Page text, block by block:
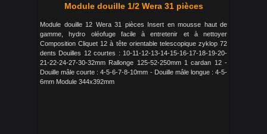
Module douille 1/2 Wera 31 pièces
Module douille 12 Wera 31 pièces Insert en mousse haut de
gamme, hydro oléofuge facile à entretenir et à nettoyer
Composition Cliquet 12 à tête orientable telescopique zyklop 72
dents Douilles 12 courtes : 10-11-12-13-14-15-16-17-18-19-20-
21-22-24-27-30-32mm Rallonge 125-52-250mm 1 cardan 12 -
Douille mâle courte : 4-5-6-7-8-10mm - Douille mâle longue : 4-5-
6mm Module 344x392mm